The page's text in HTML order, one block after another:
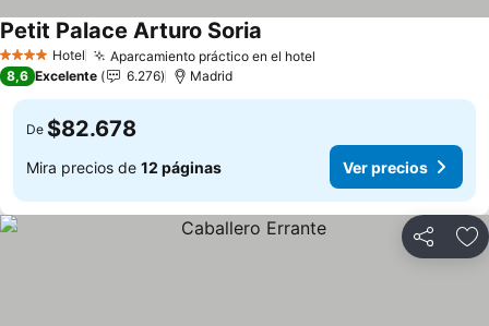
4 EstrellasHotel Aparcamiento práctico en el hotel
Petit Palace Arturo Soria
8,6 Excelente 6.276 Madrid
De $82.678
Mira precios de 12 páginas Ver precios
Compartir